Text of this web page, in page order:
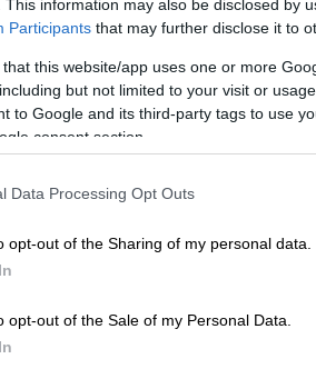
This information may also be disclosed by
Participants that may further disclose it to
that this website/app uses one or more
but not limited to your visit or
to Google and its third-party tags to use
consent section.
Data Processing Opt Outs
opt-out of the Sharing of my personal data.
opt-out of the Sale of my Personal Data.
ζουν κάτω από αυτό το λοξό
, δηλαδή εμένα στην
στο ethnos.gr.
είναι η Μάρω, μία
και, παρά τις
δύσκολο δικαστικό αγώνα
χρήματα και «άκρες». «Αυτό
το πώς διαχειρίζεται
την περίοδο που οι
μετά την άλλη στο φως.Η
και επίκαιρο μπορεί